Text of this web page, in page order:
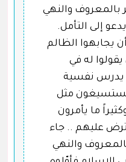
بالمعروف والنهي
إلى التأمل.
يجابهوا الظالم
يقولوا له في
يدرس نفسية
يستسيغون مثل
ما يأمرون
عليهم .. جاء
والنهي